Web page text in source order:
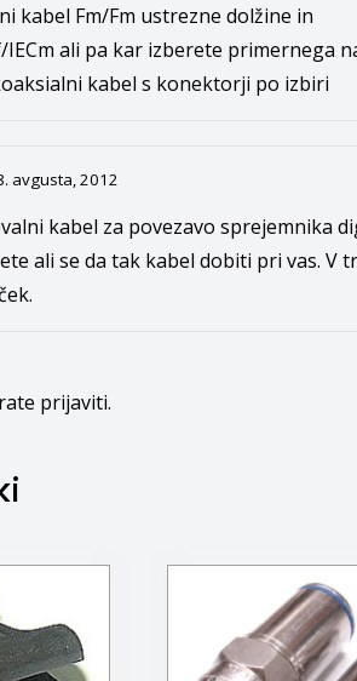
kabel Fm/Fm ustrezne dolžine in
ali pa kar izberete primernega
kabel s konektorji po izbiri
avgusta, 2012
kabel za povezavo sprejemnika
ali se da tak kabel dobiti pri vas. V
prijaviti.